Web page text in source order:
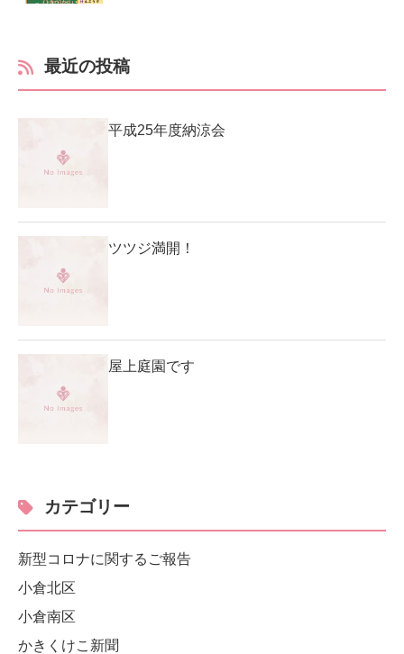
最近の投稿
平成25年度納涼会
ツツジ満開！
屋上庭園です
カテゴリー
新型コロナに関するご報告
小倉北区
小倉南区
かきくけこ新聞